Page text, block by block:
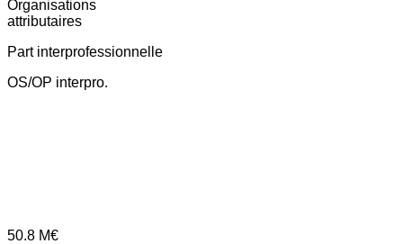
Organisations
attributaires
Part interprofessionnelle
OS/OP interpro.
50.8 M€